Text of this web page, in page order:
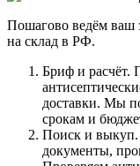
Пошагово ведём ваш
на склад в РФ.
Бриф и расчёт.
доставки. Мы
срокам и
Поиск и выкуп.
документы,